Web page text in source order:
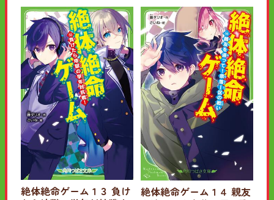
絶体絶命ゲーム１３ 負け
絶体絶命ゲーム１４ 親友